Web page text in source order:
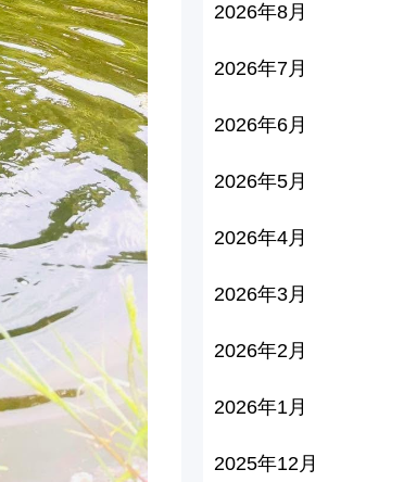
2026年8月
2026年7月
2026年6月
2026年5月
2026年4月
2026年3月
2026年2月
2026年1月
2025年12月